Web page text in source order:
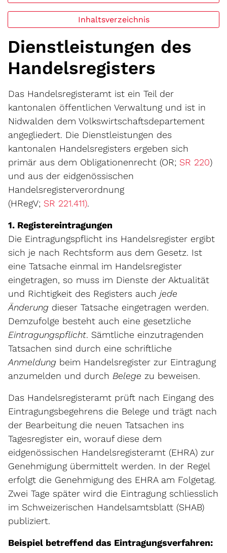
Inhaltsverzeichnis
Dienstleistungen des
Handelsregisters
Das Handelsregisteramt ist ein Teil der
kantonalen öffentlichen Verwaltung und ist in
Nidwalden dem Volkswirtschaftsdepartement
angegliedert. Die Dienstleistungen des
kantonalen Handelsregisters ergeben sich
primär aus dem Obligationenrecht (OR; SR 220)
und aus der eidgenössischen
Handelsregisterverordnung
(HRegV; SR 221.411)Externer Link wird in einem
.
1. Registereintragungen
Die Eintragungspflicht ins Handelsregister ergibt
sich je nach Rechtsform aus dem Gesetz. Ist
eine Tatsache einmal im Handelsregister
eingetragen, so muss im Dienste der Aktualität
und Richtigkeit des Registers auch jede
Änderung dieser Tatsache eingetragen werden.
Demzufolge besteht auch eine gesetzliche
Eintragungspflicht. Sämtliche einzutragenden
Tatsachen sind durch eine schriftliche
Anmeldung beim Handelsregister zur Eintragung
anzumelden und durch Belege zu beweisen.
Das Handelsregisteramt prüft nach Eingang des
Eintragungsbegehrens die Belege und trägt nach
der Bearbeitung die neuen Tatsachen ins
Tagesregister ein, worauf diese dem
eidgenössischen Handelsregisteramt (EHRA) zur
Genehmigung übermittelt werden. In der Regel
erfolgt die Genehmigung des EHRA am Folgetag.
Zwei Tage später wird die Eintragung schliesslich
im Schweizerischen Handelsamtsblatt (SHAB)
publiziert.
Beispiel betreffend das Eintragungsverfahren: